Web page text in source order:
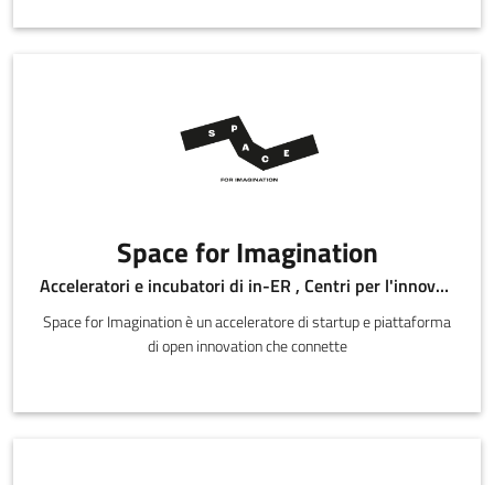
Space for Imagination
Acceleratori e incubatori di in-ER , Centri per l'innovazione
Space for Imagination è un acceleratore di startup e piattaforma
di open innovation che connette